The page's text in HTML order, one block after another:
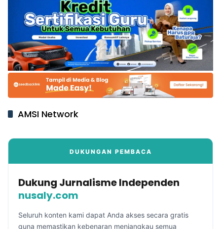
AMSI Network
DUKUNGAN PEMBACA
Dukung Jurnalisme Independen
nusaly.com
Seluruh konten kami dapat Anda akses secara gratis
guna memastikan kebenaran menjangkau semua